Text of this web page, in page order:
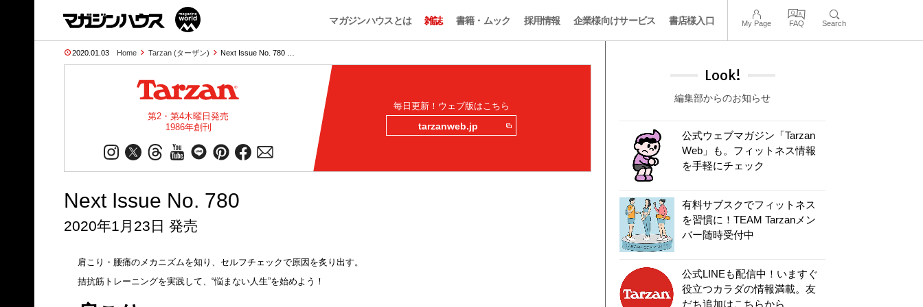
マガジンハウスとは 雑誌 書籍・ムック 採用情報 企業様向けサービス 書店様入口 My Page FAQ Search
2020.01.03 Home Tarzan (ターザン) Next Issue No. 780 …
第2・第4木曜日発売
1986年創刊
毎日更新！ウェブ版はこちら
tarzanweb.jp
Next Issue No. 780
2020年1月23日 発売
肩こり・腰痛のメカニズムを知り、セルフチェックで原因を炙り出す。
拮抗筋トレーニングを実践して、“悩まない人生”を始めよう！
Look!
編集部からのお知らせ
公式ウェブマガジン「Tarzan
Web」も。フィットネス情報
を手軽にチェック
有料サブスクでフィットネス
を習慣に！TEAM Tarzanメン
バー随時受付中
公式LINEも配信中！いますぐ
役立つカラダの情報満載。友
だち追加はこちらから